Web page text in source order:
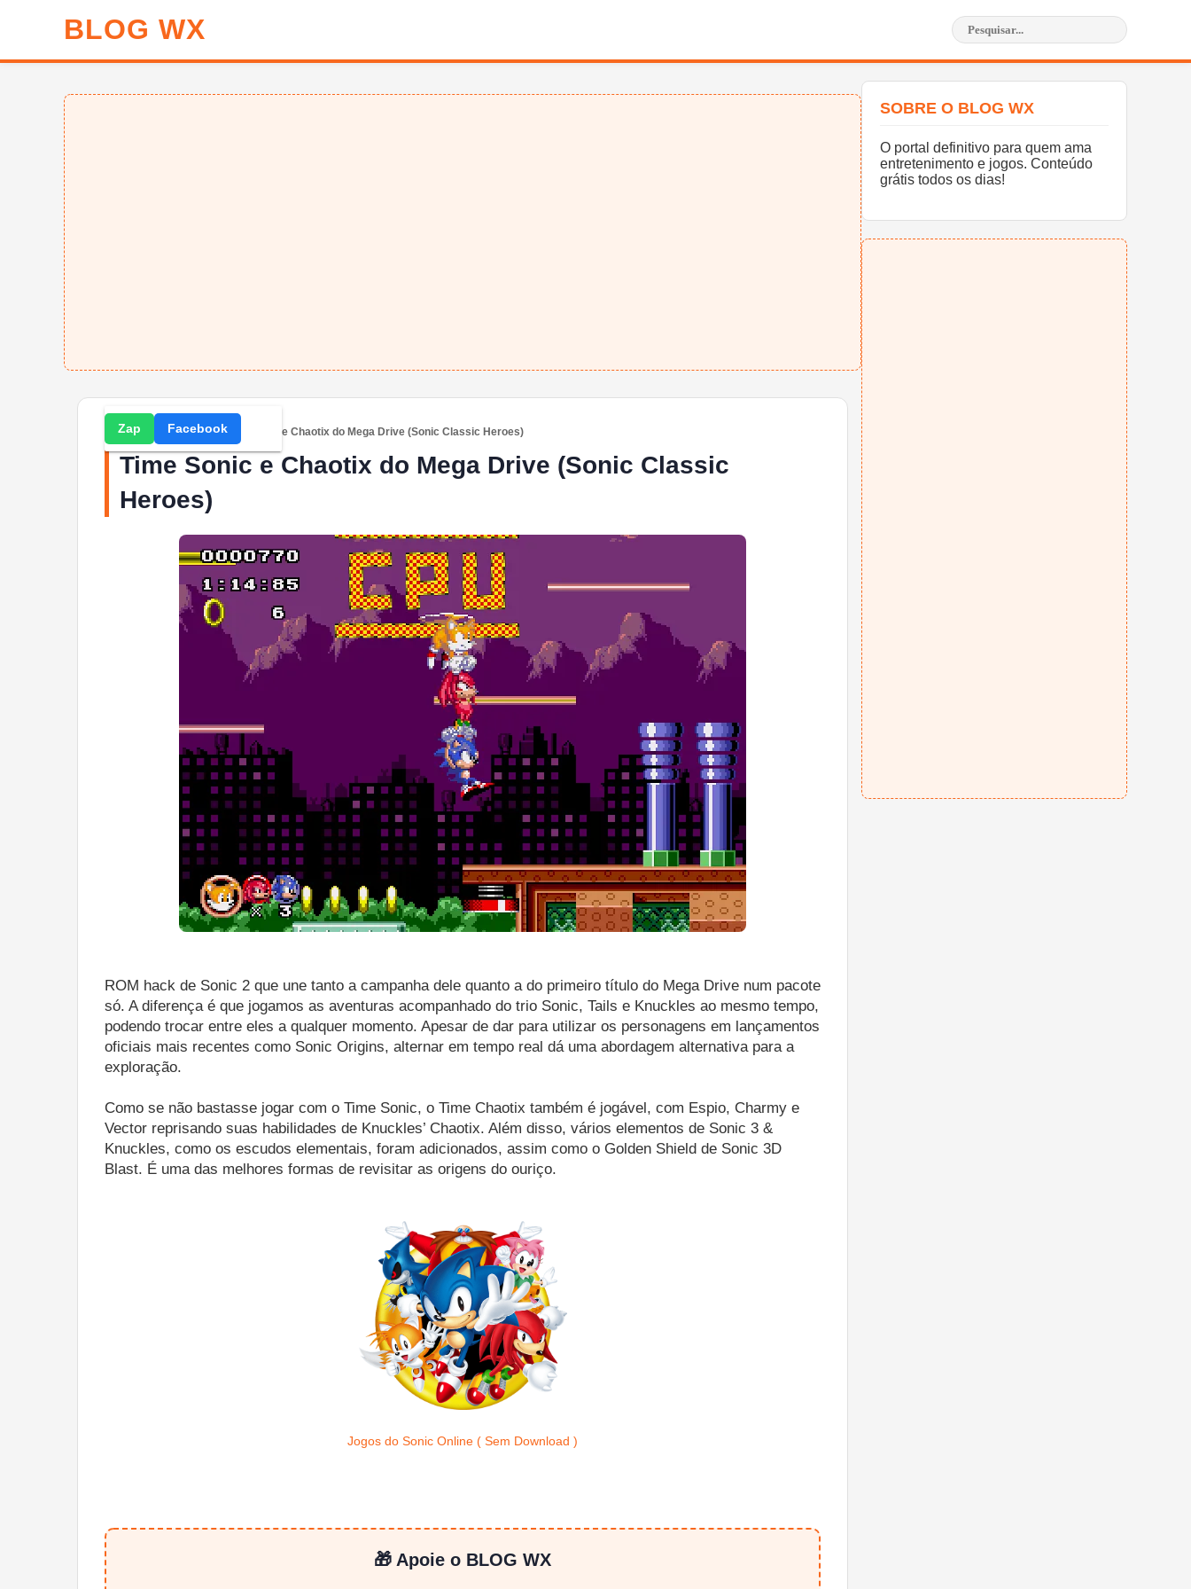
BLOG WX
Home » Jogos Online » Time Sonic e Chaotix do Mega Drive (Sonic Classic Heroes)
Time Sonic e Chaotix do Mega Drive (Sonic Classic
Heroes)
Zap Facebook
ROM hack de Sonic 2 que une tanto a campanha dele quanto a do primeiro título do Mega Drive num pacote
só. A diferença é que jogamos as aventuras acompanhado do trio Sonic, Tails e Knuckles ao mesmo tempo,
podendo trocar entre eles a qualquer momento. Apesar de dar para utilizar os personagens em lançamentos
oficiais mais recentes como Sonic Origins, alternar em tempo real dá uma abordagem alternativa para a
exploração.
Como se não bastasse jogar com o Time Sonic, o Time Chaotix também é jogável, com Espio, Charmy e
Vector reprisando suas habilidades de Knuckles’ Chaotix. Além disso, vários elementos de Sonic 3 &
Knuckles, como os escudos elementais, foram adicionados, assim como o Golden Shield de Sonic 3D
Blast. É uma das melhores formas de revisitar as origens do ouriço.
Jogos do Sonic Online ( Sem Download )
🎁 Apoie o BLOG WX
SOBRE O BLOG WX
O portal definitivo para quem ama
entretenimento e jogos. Conteúdo
grátis todos os dias!